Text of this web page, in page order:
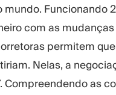
Funcionando
com as
permitem
Nelas, a
Compreendendo as